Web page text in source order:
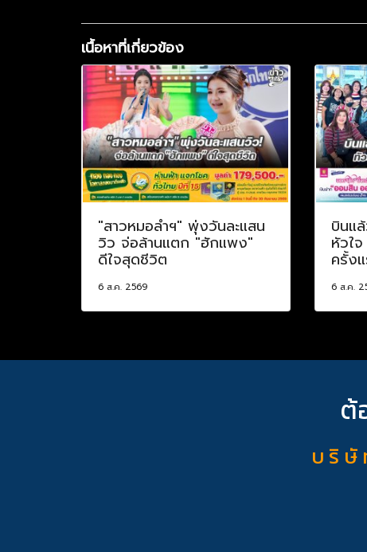
เนื้อหาที่เกี่ยวข้อง
"สาวหมอลำฯ" พุ่งวันละแสน
วิว จ่อล้านแตก "ฮักแพง"
ดีใจสุดชีวิต
6 ส.ค. 2569
บินแ
หัวใ
ครั้ง
6 ส.ค.
ต้
บ ริ ษั